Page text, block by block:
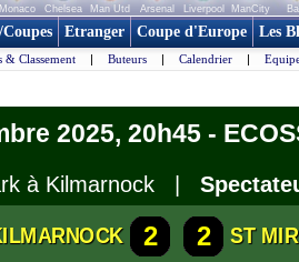
Monaco Chelsea Man Utd Arsenal Liverpool ManCity
Etranger Coupe d'Europe Les
& Classement | Buteurs | Calendrier |
2025, 20h45 -
à Kilmarnock |
2 2
ST